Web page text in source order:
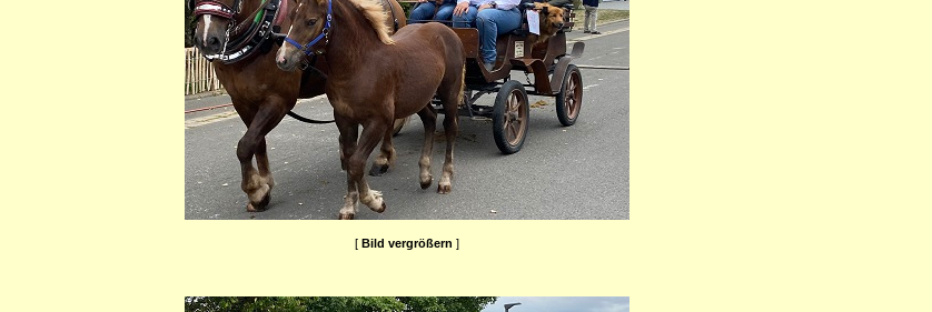
[ Bild vergrößern ]